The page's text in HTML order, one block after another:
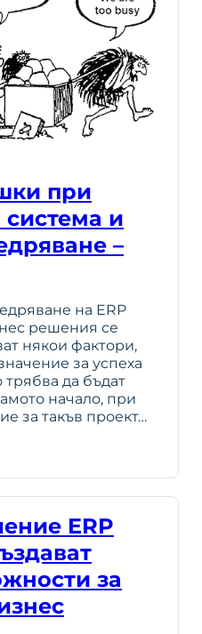
при
система и
–
на ERP
решения се
някои фактори,
за успеха
трябва да бъдат
начало, при
за такъв проект…
ERP
за